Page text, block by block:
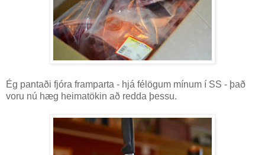
Ég pantaði fjóra framparta - hjá félögum mínum í SS - það
voru nú hæg heimatökin að redda þessu.